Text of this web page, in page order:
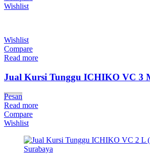
Wishlist
Wishlist
Compare
Read more
Jual Kursi Tunggu ICHIKO VC 3
Pesan
Read more
Compare
Wishlist